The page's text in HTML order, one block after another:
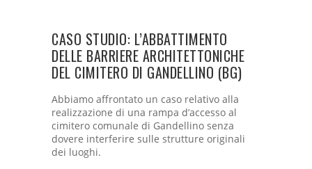
CASO STUDIO: L’ABBATTIMENTO
DELLE BARRIERE ARCHITETTONICHE
DEL CIMITERO DI GANDELLINO (BG)
Abbiamo affrontato un caso relativo alla
realizzazione di una rampa d’accesso al
cimitero comunale di Gandellino senza
dovere interferire sulle strutture originali
dei luoghi.